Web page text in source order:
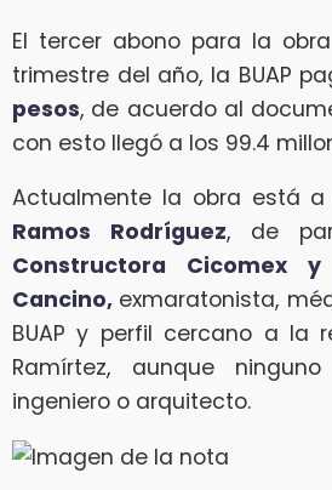
El tercer abono para la
trimestre del año, la BUAP
pesos, de acuerdo al
con esto llegó a los 99.4
Actualmente la obra está
Ramos Rodríguez, de
Constructora Cicomex y
Cancino, exmaratonista,
BUAP y perfil cercano a la
Ramírtez, aunque
ingeniero o arquitecto.